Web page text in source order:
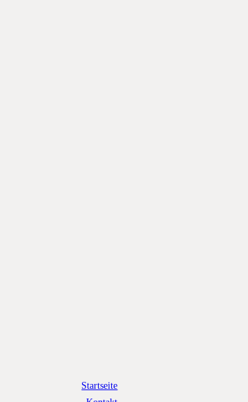
Startseite